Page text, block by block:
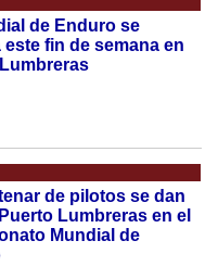
de Enduro se
fin de semana en
de pilotos se dan
Lumbreras en el
Mundial de